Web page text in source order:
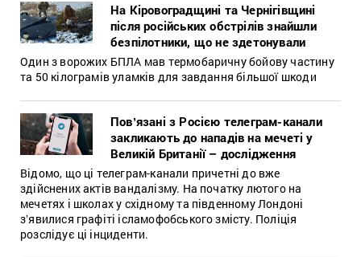
На Кіровоградщині та Чернігівщині
після російських обстрілів знайшли
безпілотники, що не здетонували
Один з ворожих БПЛА мав термобаричну бойову частину
та 50 кілограмів уламків для завдання більшої шкоди
Повʼязані з Росією телеграм-канали
закликають до нападів на мечеті у
Великій Британії – дослідження
Відомо, що ці телеграм-канали причетні до вже
здійснених актів вандалізму. На початку лютого на
мечетях і школах у східному та південному Лондоні
зʼявилися графіті ісламофобського змісту. Поліція
розслідує ці інциденти.